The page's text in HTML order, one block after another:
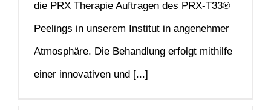
die PRX Therapie Auftragen des PRX-T33®
Peelings in unserem Institut in angenehmer
Atmosphäre. Die Behandlung erfolgt mithilfe
einer innovativen und [...]